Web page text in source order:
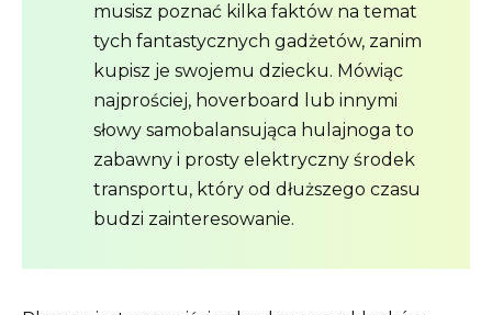
musisz poznać kilka faktów na temat
tych fantastycznych gadżetów, zanim
kupisz je swojemu dziecku. Mówiąc
najprościej, hoverboard lub innymi
słowy samobalansująca hulajnoga to
zabawny i prosty elektryczny środek
transportu, który od dłuższego czasu
budzi zainteresowanie.